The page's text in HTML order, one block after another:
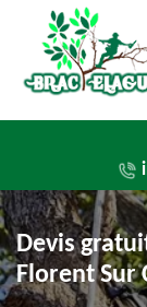
Devis
Florent Sur